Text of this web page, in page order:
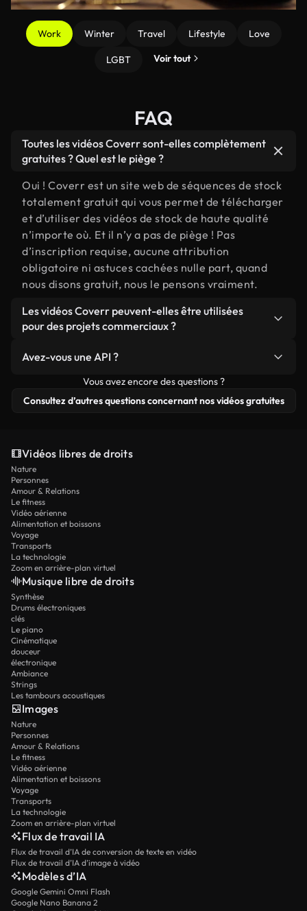
Work Winter Travel Lifestyle Love
LGBT Voir tout
FAQ
Toutes les vidéos Coverr sont-elles complètement
gratuites ? Quel est le piège ?
Oui ! Coverr est un site web de séquences de stock
totalement gratuit qui vous permet de télécharger
et d’utiliser des vidéos de stock de haute qualité
n’importe où. Et il n’y a pas de piège ! Pas
d’inscription requise, aucune attribution
obligatoire ni astuces cachées nulle part, quand
nous disons gratuit, nous le pensons vraiment.
Les vidéos Coverr peuvent-elles être utilisées
pour des projets commerciaux ?
Avez-vous une API ?
Oui, nous en avons une ! Consultez notre
documentation de l’APIpour plus de détails.
Vous avez encore des questions ?
Consultez d’autres questions concernant nos vidéos gratuites
Vidéos libres de droits
Nature
Personnes
Amour & Relations
Le fitness
Vidéo aérienne
Alimentation et boissons
Voyage
Transports
La technologie
Zoom en arrière-plan virtuel
Musique libre de droits
Synthèse
Drums électroniques
clés
Le piano
Cinématique
douceur
électronique
Ambiance
Strings
Les tambours acoustiques
Images
Nature
Personnes
Amour & Relations
Le fitness
Vidéo aérienne
Alimentation et boissons
Voyage
Transports
La technologie
Zoom en arrière-plan virtuel
Flux de travail IA
Flux de travail d’IA de conversion de texte en vidéo
Flux de travail d’IA d’image à vidéo
Modèles d’IA
Google Gemini Omni Flash
Google Nano Banana 2